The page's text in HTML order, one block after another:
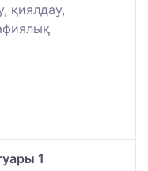
қиялдау,
1